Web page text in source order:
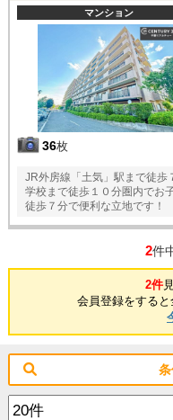
マンション
36枚
JR外房線「土気」駅まで徒歩
学校まで徒歩１０分圏内でお
徒歩７分で便利な立地です！
2件
2件
会員登録をすると